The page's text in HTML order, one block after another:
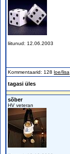
liitunud: 12.06.2003
Kommentaarid: 128 loe/lisa
tagasi üles
sõber
HV veteran